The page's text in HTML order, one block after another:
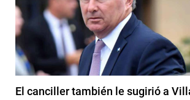
El canciller también le sugirió a